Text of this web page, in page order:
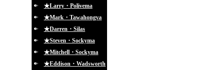
★Larry・Polivema
★Mark・Tawahongva
★Darren・Silas
★Steven・Sockyma
★Mitchell・Sockyma
★Eddison・Wadsworth